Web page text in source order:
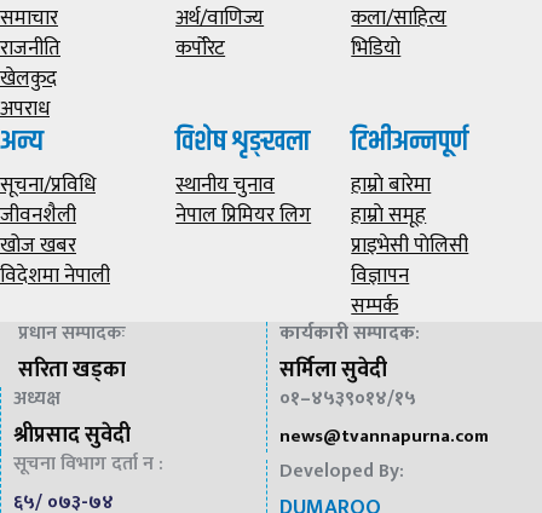
समाचार
राजनीति
खेलकुद
अपराध
अर्थ/वाणिज्य
कर्पोरेट
कला/साहित्य
भिडियाे
अन्य
सूचना/प्रविधि
जीवनशैली
खोज खबर
विदेशमा नेपाली
विशेष शृङ्खला
स्थानीय चुनाव
नेपाल प्रिमियर लिग
टिभीअन्नपूर्ण
हाम्राे बारेमा
हाम्राे समूह
प्राइभेसी पाेलिसी
विज्ञापन
सम्पर्क
प्रधान सम्पादकः
सरिता खड्का
कार्यकारी सम्पादक:
सर्मिला सुवेदी
अध्यक्ष
श्रीप्रसाद सुवेदी
०१–४५३९०१४/१५
news@tvannapurna.com
सूचना विभाग दर्ता न :
६५/ ०७३-७४
Developed By: